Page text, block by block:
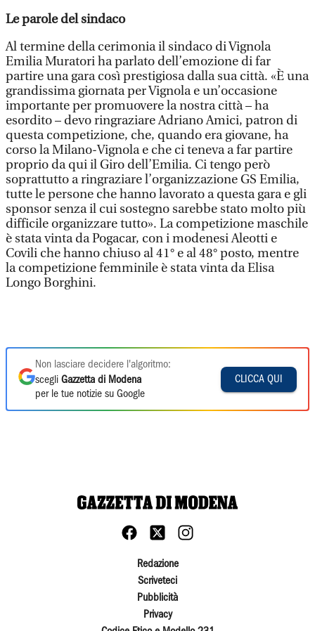
Le parole del sindaco
Al termine della cerimonia il sindaco di Vignola
Emilia Muratori ha parlato dell’emozione di far
partire una gara così prestigiosa dalla sua città. «È una
grandissima giornata per Vignola e un’occasione
importante per promuovere la nostra città – ha
esordito – devo ringraziare Adriano Amici, patron di
questa competizione, che, quando era giovane, ha
corso la Milano-Vignola e che ci teneva a far partire
proprio da qui il Giro dell’Emilia. Ci tengo però
soprattutto a ringraziare l’organizzazione GS Emilia,
tutte le persone che hanno lavorato a questa gara e gli
sponsor senza il cui sostegno sarebbe stato molto più
difficile organizzare tutto». La competizione maschile
è stata vinta da Pogacar, con i modenesi Aleotti e
Covili che hanno chiuso al 41° e al 48° posto, mentre
la competizione femminile è stata vinta da Elisa
Longo Borghini.
Non lasciare decidere l'algoritmo:
scegli Gazzetta di Modena
per le tue notizie su Google
CLICCA QUI
Redazione
Scriveteci
Pubblicità
Privacy